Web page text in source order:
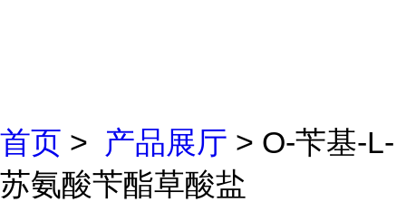
首页 > 产品展厅 > O-苄基-L-
苏氨酸苄酯草酸盐